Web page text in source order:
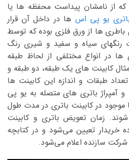
که از نامشان پیداست محفظه ها یا
یو پی اس ها در داخل آن قرار
ها از ورق فلزی بوده که توسط
رنگهای سیاه و سفید و شیری رنگ
ها در انواع مختلفی از لحاظ طبقه
کابینت های یک طبقه، دو طبقه و
طبقات و اندازه این کابینت ها
آمپراژ باتری های متصله به یو پی
در کابینت باتری در مدت طول
زمان تعویض باتری و کابینت
خریدار تعیین می‌شود و در کتابچه
شرکت سازنده اعلام می‌شود.